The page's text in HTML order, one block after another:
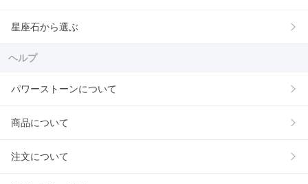
星座石から選ぶ
ヘルプ
パワーストーンについて
商品について
注文について